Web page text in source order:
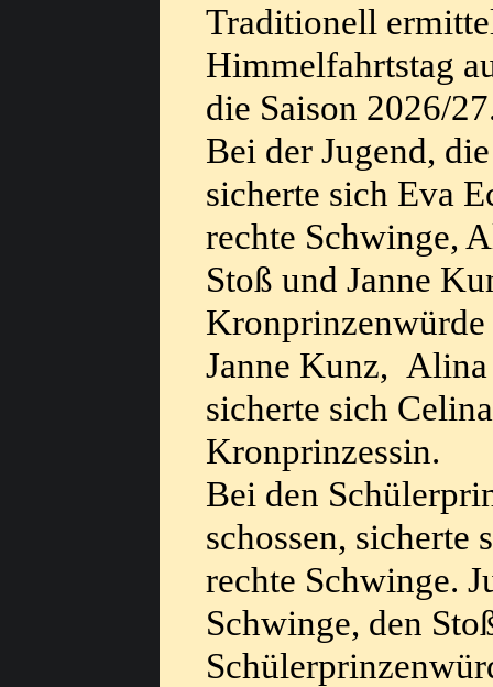
Traditionell
Himmelfahrtstag
die Saison 2026/
Bei der Jugend,
sicherte sich Eva
rechte Schwinge,
Stoß und Janne
Janne Kunz, Alina
sicherte sich
Kronprinzessin.
Bei den
schossen,
rechte Schwinge.
Schwinge, den